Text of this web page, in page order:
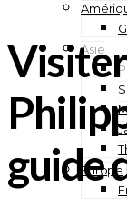
Asie
Europe
guide